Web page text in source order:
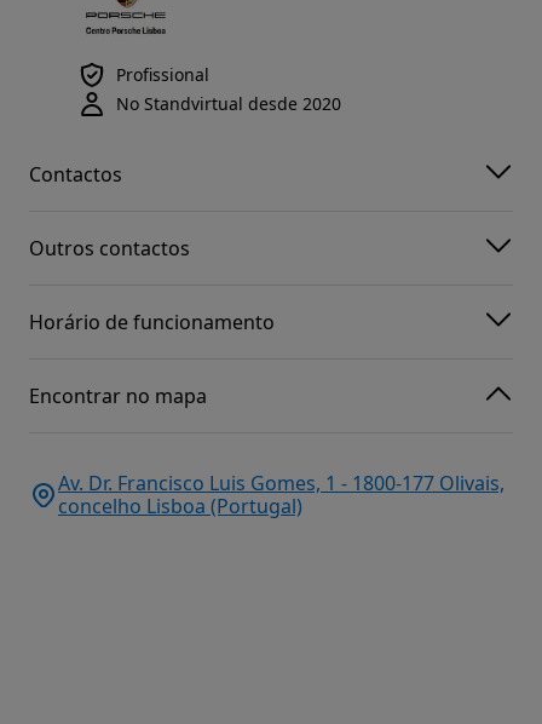
Profissional
No Standvirtual desde 2020
Contactos
Outros contactos
Horário de funcionamento
Encontrar no mapa
Av. Dr. Francisco Luis Gomes, 1 - 1800-177 Olivais,
concelho Lisboa (Portugal)